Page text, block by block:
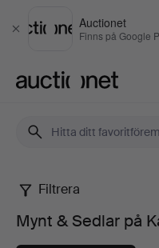
Stäng
Auctionet
Finns på Google
MyntFiltrera
Mynt & Sedlar på